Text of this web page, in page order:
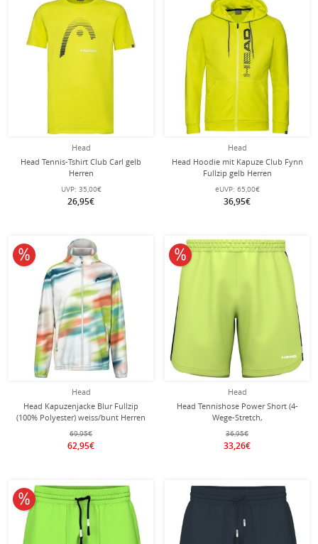
Head
Head Tennis-Tshirt Club Carl gelb
Herren
UVP: 35,00€
26,95€
Head
Head Hoodie mit Kapuze Club Fynn
Fullzip gelb Herren
eUVP: 65,00€
36,95€
Head
Head Kapuzenjacke Blur Fullzip
(100% Polyester) weiss/bunt Herren
69,95€
62,95€
10% reduziert
Head
Head Tennishose Power Short (4-
Wege-Stretch,
feuchtigkeitsabsorbierend) 2025
kurz limegelb Herren
36,95€
33,26€
10% reduziert
10% reduziert